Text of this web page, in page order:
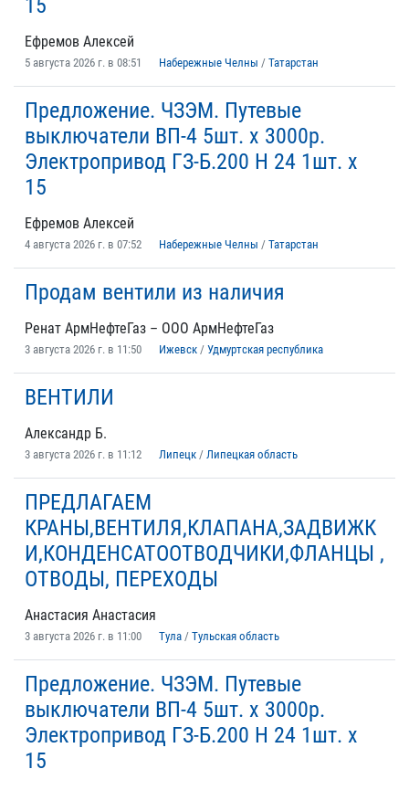
15
Ефремов Алексей
5 августа 2026 г. в 08:51 Набережные Челны / Татарстан
Предложение. ЧЗЭМ. Путевые
выключатели ВП-4 5шт. х 3000р.
Электропривод ГЗ-Б.200 Н 24 1шт. х
15
Ефремов Алексей
4 августа 2026 г. в 07:52 Набережные Челны / Татарстан
Продам вентили из наличия
Ренат АрмНефтеГаз – ООО АрмНефтеГаз
3 августа 2026 г. в 11:50 Ижевск / Удмуртская республика
ВЕНТИЛИ
Александр Б.
3 августа 2026 г. в 11:12 Липецк / Липецкая область
ПРЕДЛАГАЕМ
КРАНЫ,ВЕНТИЛЯ,КЛАПАНА,ЗАДВИЖК
И,КОНДЕНСАТООТВОДЧИКИ,ФЛАНЦЫ ,
ОТВОДЫ, ПЕРЕХОДЫ
Анастасия Анастасия
3 августа 2026 г. в 11:00 Тула / Тульская область
Предложение. ЧЗЭМ. Путевые
выключатели ВП-4 5шт. х 3000р.
Электропривод ГЗ-Б.200 Н 24 1шт. х
15